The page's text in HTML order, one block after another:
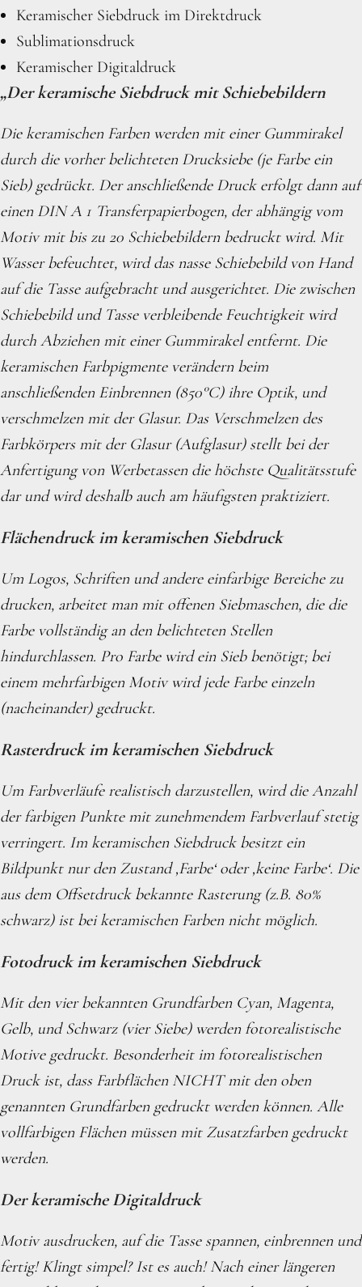
Keramischer Siebdruck im Direktdruck
Sublimationsdruck
Keramischer Digitaldruck
„Der keramische Siebdruck mit Schiebebildern
Die keramischen Farben werden mit einer Gummirakel
durch die vorher belichteten Drucksiebe (je Farbe ein
Sieb) gedrückt. Der anschließende Druck erfolgt dann auf
einen DIN A 1 Transferpapierbogen, der abhängig vom
Motiv mit bis zu 20 Schiebebildern bedruckt wird. Mit
Wasser befeuchtet, wird das nasse Schiebebild von Hand
auf die Tasse aufgebracht und ausgerichtet. Die zwischen
Schiebebild und Tasse verbleibende Feuchtigkeit wird
durch Abziehen mit einer Gummirakel entfernt. Die
keramischen Farbpigmente verändern beim
anschließenden Einbrennen (850°C) ihre Optik, und
verschmelzen mit der Glasur. Das Verschmelzen des
Farbkörpers mit der Glasur (Aufglasur) stellt bei der
Anfertigung von Werbetassen die höchste Qualitätsstufe
dar und wird deshalb auch am häufigsten praktiziert.
Flächendruck im keramischen Siebdruck
Um Logos, Schriften und andere einfarbige Bereiche zu
drucken, arbeitet man mit offenen Siebmaschen, die die
Farbe vollständig an den belichteten Stellen
hindurchlassen. Pro Farbe wird ein Sieb benötigt; bei
einem mehrfarbigen Motiv wird jede Farbe einzeln
(nacheinander) gedruckt.
Rasterdruck im keramischen Siebdruck
Um Farbverläufe realistisch darzustellen, wird die Anzahl
der farbigen Punkte mit zunehmendem Farbverlauf stetig
verringert. Im keramischen Siebdruck besitzt ein
Bildpunkt nur den Zustand ‚Farbe‘ oder ‚keine Farbe‘. Die
aus dem Offsetdruck bekannte Rasterung (z.B. 80%
schwarz) ist bei keramischen Farben nicht möglich.
Fotodruck im keramischen Siebdruck
Mit den vier bekannten Grundfarben Cyan, Magenta,
Gelb, und Schwarz (vier Siebe) werden fotorealistische
Motive gedruckt. Besonderheit im fotorealistischen
Druck ist, dass Farbflächen NICHT mit den oben
genannten Grundfarben gedruckt werden können. Alle
vollfarbigen Flächen müssen mit Zusatzfarben gedruckt
werden.
Der keramische Digitaldruck
Motiv ausdrucken, auf die Tasse spannen, einbrennen und
fertig! Klingt simpel? Ist es auch! Nach einer längeren